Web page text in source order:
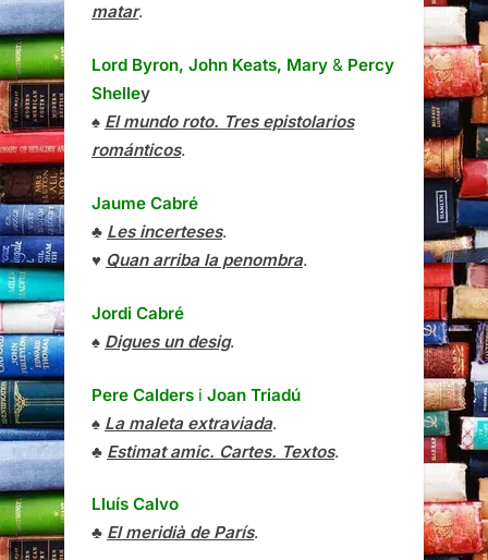
matar.
Lord Byron, John Keats, Mary & Percy
Shelley
♠ El mundo roto. Tres epistolarios
románticos.
Jaume Cabré
♣ Les incerteses.
♥ Quan arriba la penombra.
Jordi Cabré
♠ Digues un desig.
Pere Calders i Joan Triadú
♠ La maleta extraviada.
♣ Estimat amic. Cartes. Textos.
Lluís Calvo
♣ El meridià de París.